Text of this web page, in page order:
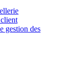
gestion des